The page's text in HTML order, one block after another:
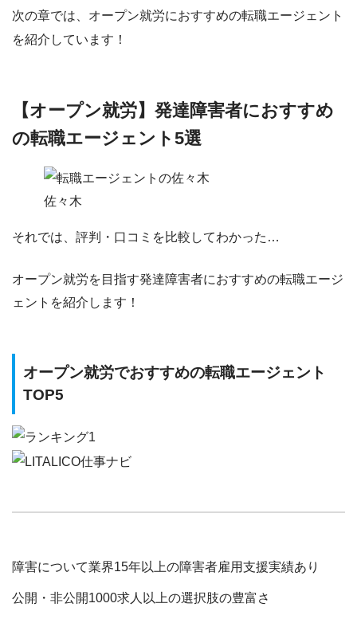
次の章では、オープン就労におすすめの転職エージェント
を紹介しています！
【オープン就労】発達障害者におすすめ
の転職エージェント5選
佐々木
それでは、評判・口コミを比較してわかった…
オープン就労を目指す発達障害者におすすめの転職エージ
ェント を紹介します！
オープン就労でおすすめの転職エージェント
TOP5
障害について業界15年以上の障害者雇用支援実績あり
公開・非公開1000求人以上の選択肢の豊富さ